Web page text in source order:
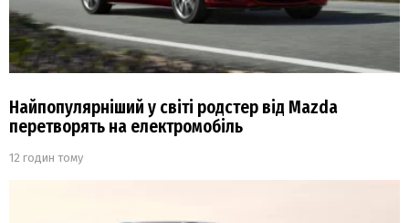
Найпопулярніший у світі родстер від Mazda
перетворять на електромобіль
12 годин тому